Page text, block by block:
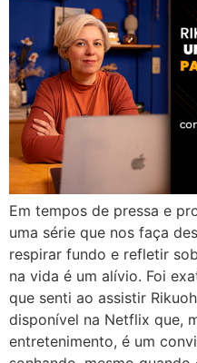
Em tempos de pressa e
uma série que nos faça
respirar fundo e refletir
na vida é um alívio. Foi
que senti ao assistir
disponível na Netflix que,
entretenimento, é um